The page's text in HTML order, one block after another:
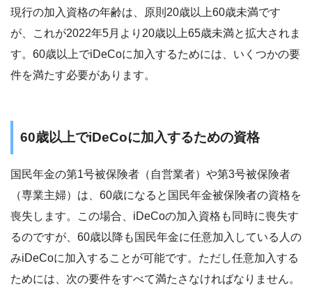
現行の加入資格の年齢は、原則20歳以上60歳未満です
が、これが2022年5月より20歳以上65歳未満と拡大されま
す。60歳以上でiDeCoに加入するためには、いくつかの要
件を満たす必要があります。
60歳以上でiDeCoに加入するための資格
国民年金の第1号被保険者（自営業者）や第3号被保険者
（専業主婦）は、60歳になると国民年金被保険者の資格を
喪失します。この場合、iDeCoの加入資格も同時に喪失す
るのですが、60歳以降も国民年金に任意加入している人の
みiDeCoに加入することが可能です。ただし任意加入する
ためには、次の要件をすべて満たさなければなりません。